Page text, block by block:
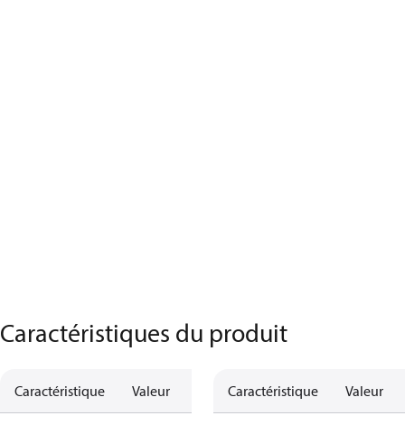
Caractéristiques du produit
Caractéristique Valeur Caractéristique Valeur